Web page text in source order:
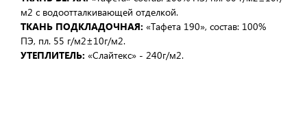
м2 с водоотталкивающей отделкой.
ТКАНЬ ПОДКЛАДОЧНАЯ: «Тафета 190», состав: 100%
ПЭ, пл. 55 г/м2±10г/м2.
УТЕПЛИТЕЛЬ: «Слайтекс» - 240г/м2.